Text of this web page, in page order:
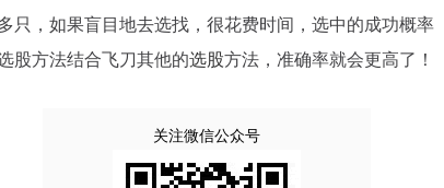
只，如果盲目地去选找，很花费时间，选中的成功概率
股方法结合飞刀其他的选股方法，准确率就会更高了！
关注微信公众号